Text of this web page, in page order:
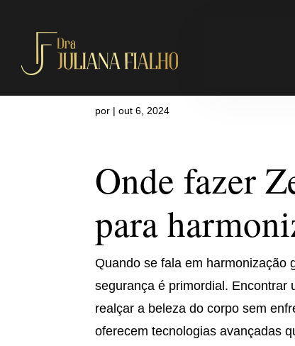
Onde
por |out 6, 2024
Onde fazer
para
Quando se fala em harmonização
segurança é primordial. Encontrar
realçar a beleza do corpo sem
oferecem tecnologias avançadas